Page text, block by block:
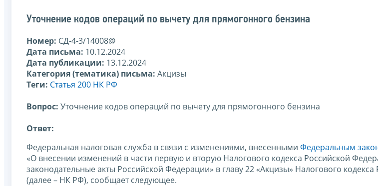
Уточнение кодов операций по вычету для прямогонного бензина
Номер: СД-4-3/14008@
Дата письма: 10.12.2024
Дата публикации: 13.12.2024
Категория (тематика) письма: Акцизы
Теги: Статья 200 НК РФ
Вопрос: Уточнение кодов операций по вычету для прямогонного бензина
Ответ:
Федеральная налоговая служба в связи с изменениями, внесенными Федеральным
«О внесении изменений в части первую и вторую Налогового кодекса Российской
законодательные акты Российской Федерации» в главу 22 «Акцизы» Налогового
(далее – НК РФ), сообщает следующее.